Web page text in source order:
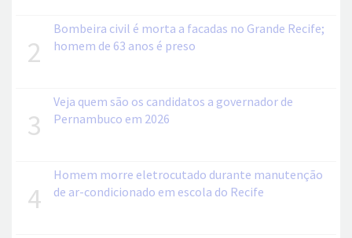
2
Bombeira civil é morta a facadas no Grande Recife;
homem de 63 anos é preso
3
Veja quem são os candidatos a governador de
Pernambuco em 2026
4
Homem morre eletrocutado durante manutenção
de ar-condicionado em escola do Recife